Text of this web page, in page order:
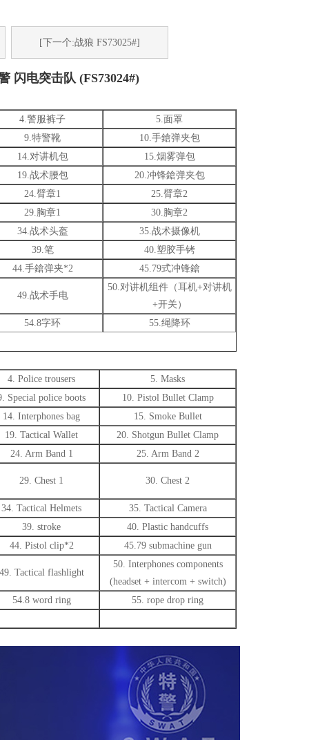
[下一个:战狼 FS73025#]
闪电突击队 (FS73024#)
4.警服裤子
5.面罩
9.特警靴
10.手鎗弹夹包
14.对讲机包
15.烟雾弹包
19.战术腰包
20.冲锋鎗弹夹包
24.臂章1
25.臂章2
29.胸章1
30.胸章2
34.战术头盔
35.战术摄像机
39.笔
40.塑胶手铐
44.手鎗弹夹*2
45.79式冲锋鎗
49.战术手电
50.对讲机组件（耳机+对讲机
+开关）
54.8字环
55.绳降环
4. Police trousers
5. Masks
Special police boots
10. Pistol Bullet Clamp
14. Interphones bag
15. Smoke Bullet
19. Tactical Wallet
20. Shotgun Bullet Clamp
24. Arm Band 1
25. Arm Band 2
29. Chest 1 30. Chest 2
34. Tactical Helmets
35. Tactical Camera
39. stroke
40. Plastic handcuffs
44. Pistol clip*2
45.79 submachine gun
Tactical flashlight
50. Interphones components
(headset + intercom + switch)
54.8 word ring
55. rope drop ring